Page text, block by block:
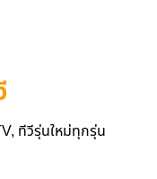
ทีวีรุ่นใหม่ทุกรุ่น